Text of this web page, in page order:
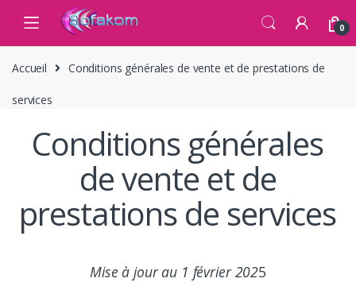
Skip to navigation
Skip to content
0
Accueil Conditions générales de vente et de prestations de
services
Conditions générales
de vente et de
prestations de services
Mise à jour au 1 février 2025